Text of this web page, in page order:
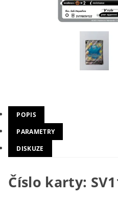
POPIS
PARAMETRY
DISKUZE
Číslo karty: